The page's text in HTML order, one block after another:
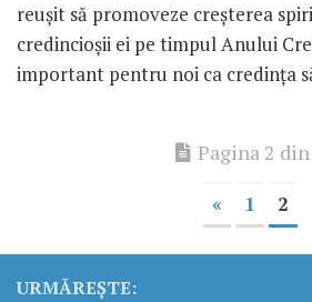
reuşit să promoveze creşterea
credincioşii ei pe timpul Anului
important pentru noi ca credinţa
Pagina 2 din
« 1 2
URMĂREȘTE: